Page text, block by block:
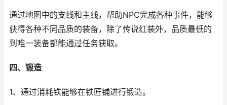
通过地图中的支线和主线，帮助NPC完成各种事件，能够
获得各种不同品质的装备，除了传说红装外，品质最低的
到唯一装备都能通过任务获取。
四、锻造
1、通过消耗铁能够在铁匠铺进行锻造。